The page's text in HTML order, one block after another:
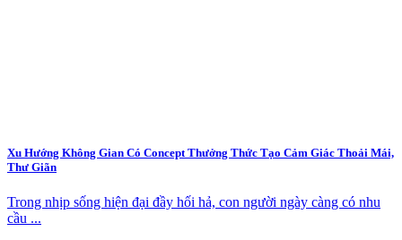
Xu Hướng Không Gian Có Concept Thưởng Thức Tạo Cảm Giác Thoải Mái,
Thư Giãn
Trong nhịp sống hiện đại đầy hối hả, con người ngày càng có nhu
cầu ...